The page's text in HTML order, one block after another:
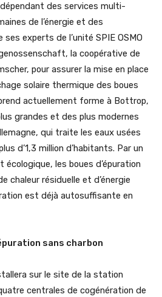
des services multi-
de l’énergie et des
experts de l’unité SPIE OSMO
la coopérative de
pour assurer la mise en place
solaire thermique des boues
prend actuellement forme à Bottrop,
grandes et des plus modernes
qui traite les eaux usées
d’1,3 million d’habitants. Par un
les boues d’épuration
chaleur résiduelle et d’énergie
est déjà autosuffisante en
sans charbon
sur le site de la station
centrales de cogénération de